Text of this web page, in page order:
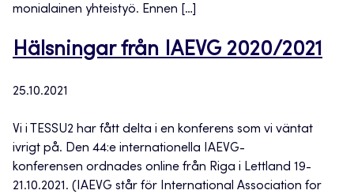
monialainen yhteistyö. Ennen […]
Hälsningar från IAEVG 2020/2021
25.10.2021
Vi i TESSU2 har fått delta i en konferens som vi väntat
ivrigt på. Den 44:e internationella IAEVG-
konferensen ordnades online från Riga i Lettland 19-
21.10.2021. (IAEVG står för International Association for